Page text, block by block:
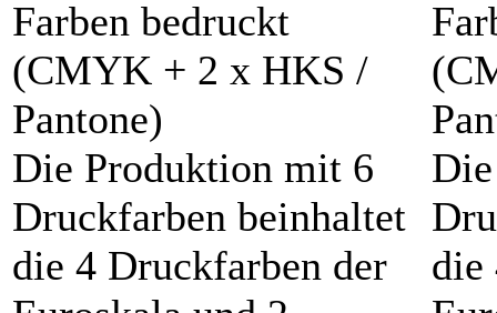
Die Produktion mit 6
Druckfarben beinhaltet
die 4 Druckfarben der
die